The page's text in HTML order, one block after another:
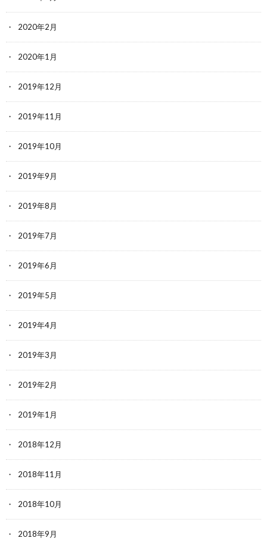
2020年2月
2020年1月
2019年12月
2019年11月
2019年10月
2019年9月
2019年8月
2019年7月
2019年6月
2019年5月
2019年4月
2019年3月
2019年2月
2019年1月
2018年12月
2018年11月
2018年10月
2018年9月